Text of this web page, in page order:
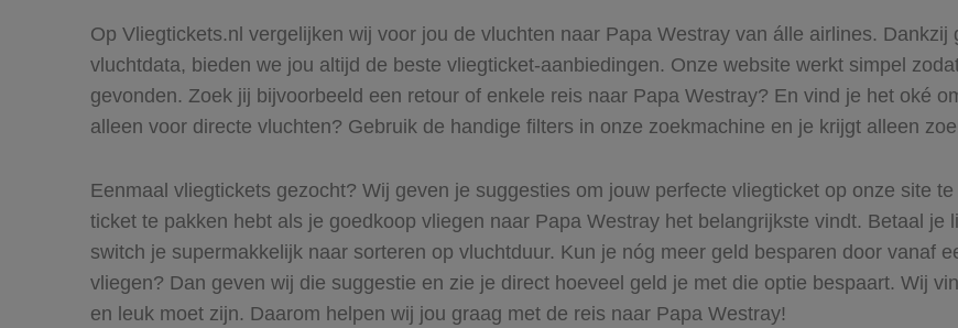
Op Vliegtickets.nl vergelijken wij voor jou de vluchten naar Papa Westray van álle airlines.
vluchtdata, bieden we jou altijd de beste vliegticket-aanbiedingen. Onze website werkt simpel
gevonden. Zoek jij bijvoorbeeld een retour of enkele reis naar Papa Westray? En vind je het oké
alleen voor directe vluchten? Gebruik de handige filters in onze zoekmachine en je krijgt alleen
Eenmaal vliegtickets gezocht? Wij geven je suggesties om jouw perfecte vliegticket op onze site
ticket te pakken hebt als je goedkoop vliegen naar Papa Westray het belangrijkste vindt. Betaal je
switch je supermakkelijk naar sorteren op vluchtduur. Kun je nóg meer geld besparen door vanaf
vliegen? Dan geven wij die suggestie en zie je direct hoeveel geld je met die optie bespaart. Wij
en leuk moet zijn. Daarom helpen wij jou graag met de reis naar Papa Westray!